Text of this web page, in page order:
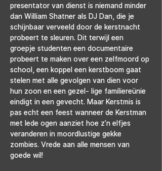
presentator van dienst is niemand minder
dan William Shatner als DJ Dan, die je
schijnbaar verveeld door de kerstnacht
probeert te sleuren. Dit terwijl een
groepje studenten een documentaire
probeert te maken over een zelfmoord op
school, een koppel een kerstboom gaat
stelen met alle gevolgen van dien voor
hun zoon en een gezel- lige familiereünie
eindigt in een gevecht. Maar Kerstmis is
pas echt een feest wanneer de Kerstman
met lede ogen aanziet hoe z’n elfjes
veranderen in moordlustige gekke
zombies. Vrede aan alle mensen van
goede wil!